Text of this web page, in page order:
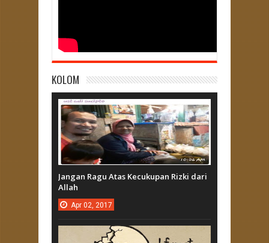
KOLOM
Jangan Ragu Atas Kecukupan Rizki dari
Allah
Apr 02, 2017